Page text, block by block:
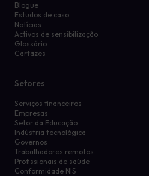
Blogue
Estudos de caso
Notícias
Activos de sensibilização
Glossário
Cartazes
Setores
Serviços financeiros
Empresas
Setor da Educação
Indústria tecnológica
Governos
Trabalhadores remotos
Profissionais de saúde
Conformidade NIS